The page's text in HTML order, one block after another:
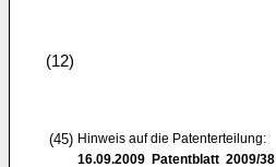
(12)
(45) Hinweis auf die Patenterteilung:
16.09.2009 Patentblatt 2009/38